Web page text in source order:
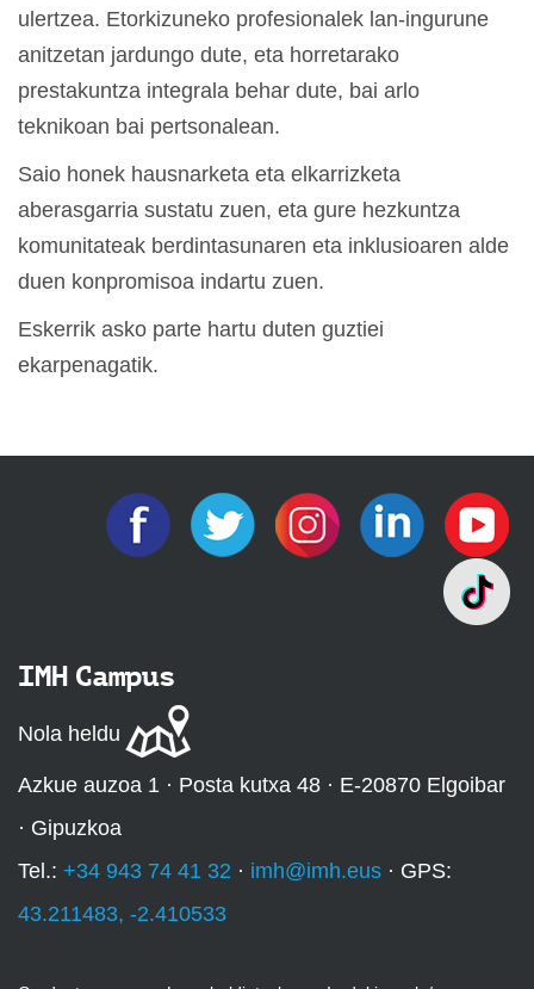
ulertzea. Etorkizuneko profesionalek lan-ingurune
anitzetan jardungo dute, eta horretarako
prestakuntza integrala behar dute, bai arlo
teknikoan bai pertsonalean.
Saio honek hausnarketa eta elkarrizketa
aberasgarria sustatu zuen, eta gure hezkuntza
komunitateak berdintasunaren eta inklusioaren alde
duen konpromisoa indartu zuen.
Eskerrik asko parte hartu duten guztiei
ekarpenagatik.
IMH Campus
Nola heldu
Azkue auzoa 1 · Posta kutxa 48 · E-20870 Elgoibar
· Gipuzkoa
Tel.: +34 943 74 41 32 · imh@imh.eus · GPS:
43.211483, -2.410533